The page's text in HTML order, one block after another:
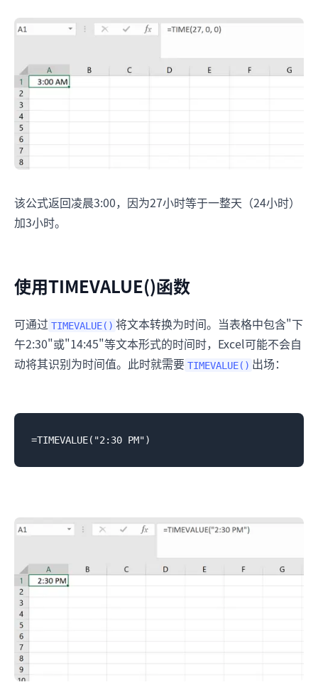
该公式返回凌晨3:00，因为27小时等于一整天（24小时）
加3小时。
使用TIMEVALUE()函数
可通过 TIMEVALUE() 将文本转换为时间。当表格中包含"下
午2:30"或"14:45"等文本形式的时间时，Excel可能不会自
动将其识别为时间值。此时就需要 TIMEVALUE() 出场：